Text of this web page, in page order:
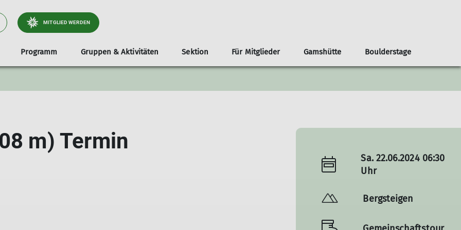
MITGLIED WERDEN
Programm
Infos & Anmeldung
Schwierigkeitsbewertung
Tourenvorschläge ab der Haustür
Tourenvorschläge Alpenregion Tegernsee Schliersee
Gruppen & Aktivitäten
Familien Erwachsene
Gipfelstürmer
Bouldertreff
Sektion
& Naturschutz
Stützpunkte
Otterfinger Schrebergarten
Klima- und Naturschutz
Für Mitglieder
Services
Mitgliedsdaten ändern
Infos
Unsere Partner*innen
Gamshütte Boulderstage
Dokumente Unterstützer*innen Team Boulderstage
m) Termin
Sa. 22.06.2024 06:30
Uhr
Bergsteigen